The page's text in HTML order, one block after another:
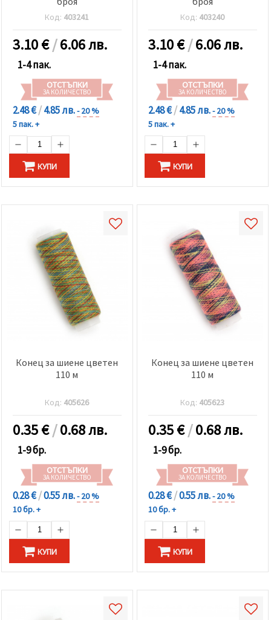
Код: 403241
3.10€/6.06 лв.
1-4 пак.
ОТСТЪПКИ
ЗА КОЛИЧЕСТВО
2.48 €/4.85 лв.- 20 %
5 пак. +
КУПИ
Код: 403240
3.10€/6.06 лв.
1-4 пак.
ОТСТЪПКИ
ЗА КОЛИЧЕСТВО
2.48 €/4.85 лв.- 20 %
5 пак. +
КУПИ
Конец за шиене цветен
110 м
Код: 405626
0.35€/0.68 лв.
1-9 бр.
ОТСТЪПКИ
ЗА КОЛИЧЕСТВО
0.28 €/0.55 лв.- 20 %
10 бр. +
КУПИ
Конец за шиене цветен
110 м
Код: 405623
0.35€/0.68 лв.
1-9 бр.
ОТСТЪПКИ
ЗА КОЛИЧЕСТВО
0.28 €/0.55 лв.- 20 %
10 бр. +
КУПИ